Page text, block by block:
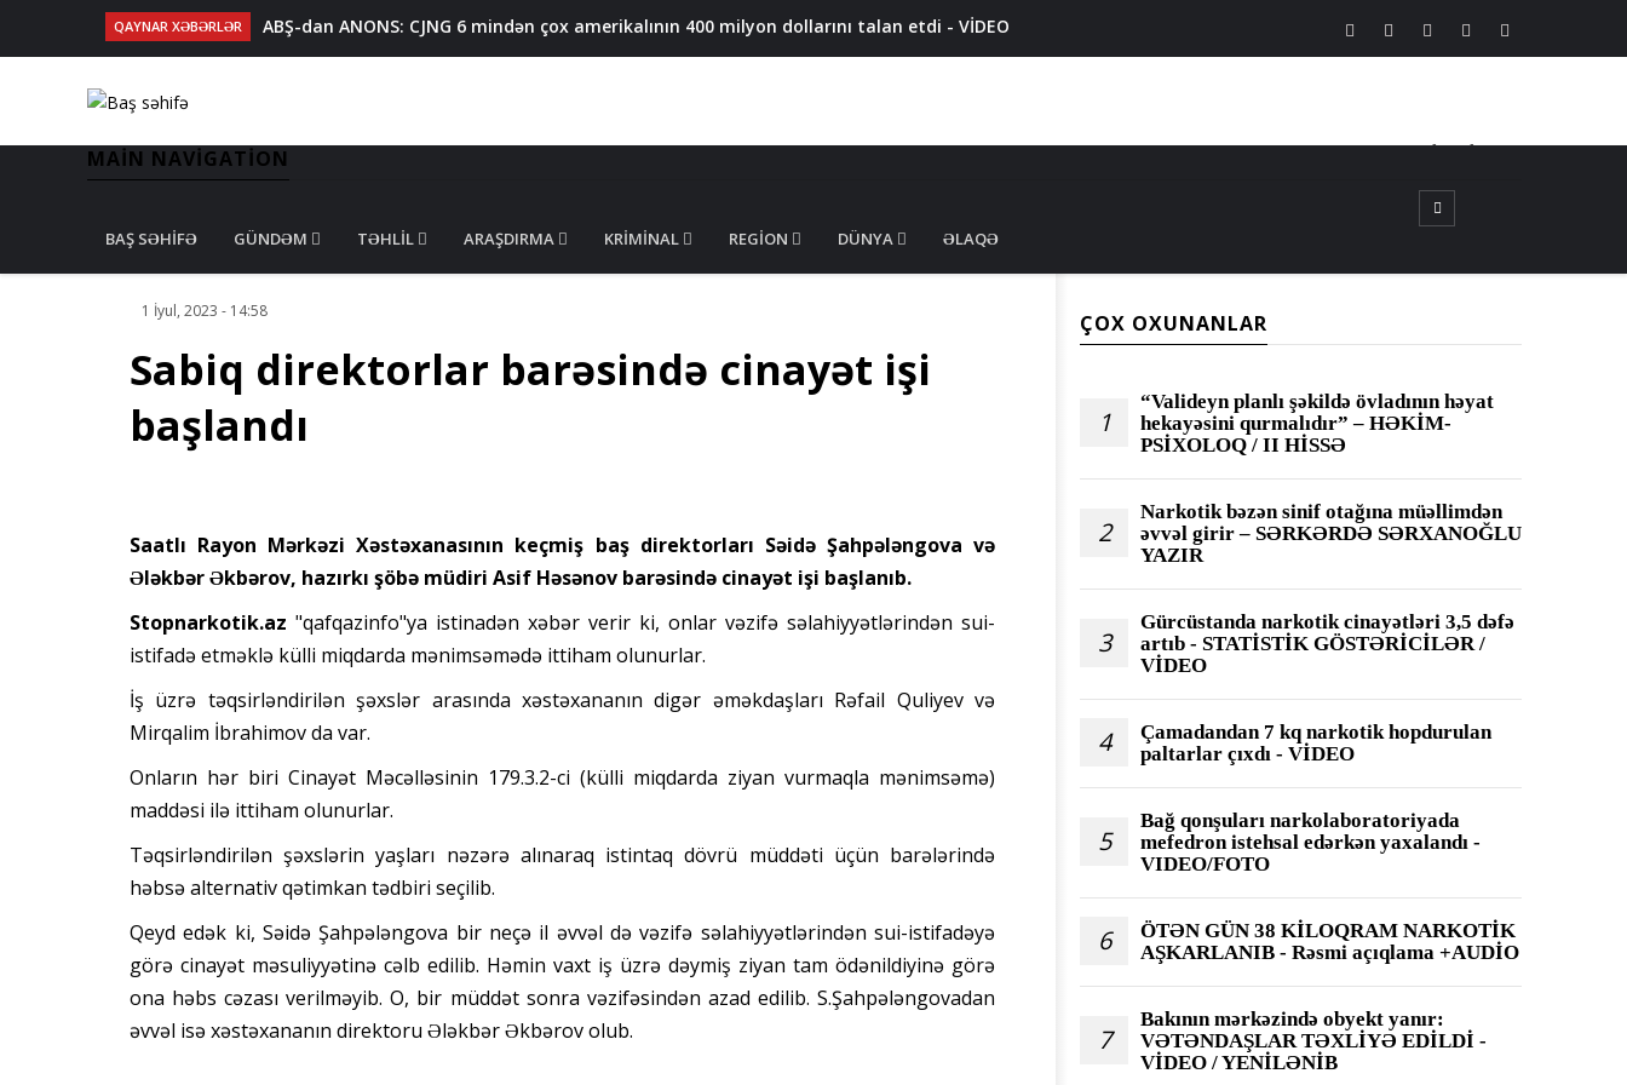
QAYNAR XƏBƏRLƏR
ABŞ-dan ANONS: CJNG 6 mindən çox amerikalının 400 milyon dollarını talan etdi - VİDEO
İcra başçısının sabiq müavini azadlıqdan məhrum edildi - MƏHKƏMƏ QƏRARI
MAIN NAVIGATION
BAŞ SƏHIFƏ GÜNDƏM TƏHLIL ARAŞDIRMA KRIMINAL REGION DÜNYA ƏLAQƏ
1 İyul, 2023 - 14:58
Sabiq direktorlar barəsində cinayət işi
başlandı
Saatlı Rayon Mərkəzi Xəstəxanasının keçmiş baş direktorları Səidə Şahpələngova və
Ələkbər Əkbərov, hazırkı şöbə müdiri Asif Həsənov barəsində cinayət işi başlanıb.
Stopnarkotik.az "qafqazinfo"ya istinadən xəbər verir ki, onlar vəzifə səlahiyyətlərindən sui-
istifadə etməklə külli miqdarda mənimsəmədə ittiham olunurlar.
İş üzrə təqsirləndirilən şəxslər arasında xəstəxananın digər əməkdaşları Rəfail Quliyev və
Mirqalim İbrahimov da var.
Onların hər biri Cinayət Məcəlləsinin 179.3.2-ci (külli miqdarda ziyan vurmaqla mənimsəmə)
maddəsi ilə ittiham olunurlar.
Təqsirləndirilən şəxslərin yaşları nəzərə alınaraq istintaq dövrü müddəti üçün barələrində
həbsə alternativ qətimkan tədbiri seçilib.
Qeyd edək ki, Səidə Şahpələngova bir neçə il əvvəl də vəzifə səlahiyyətlərindən sui-istifadəyə
görə cinayət məsuliyyətinə cəlb edilib. Həmin vaxt iş üzrə dəymiş ziyan tam ödənildiyinə görə
ona həbs cəzası verilməyib. O, bir müddət sonra vəzifəsindən azad edilib. S.Şahpələngovadan
əvvəl isə xəstəxananın direktoru Ələkbər Əkbərov olub.
ÇOX OXUNANLAR
1
“Valideyn planlı şəkildə övladının həyat
hekayəsini qurmalıdır” – HƏKİM-
PSİXOLOQ / II HİSSƏ
2
Narkotik bəzən sinif otağına müəllimdən
əvvəl girir – SƏRKƏRDƏ SƏRXANOĞLU
YAZIR
3
Gürcüstanda narkotik cinayətləri 3,5 dəfə
artıb - STATİSTİK GÖSTƏRİCİLƏR /
VİDEO
4
Çamadandan 7 kq narkotik hopdurulan
paltarlar çıxdı - VİDEO
5
Bağ qonşuları narkolaboratoriyada
mefedron istehsal edərkən yaxalandı -
VIDEO/FOTO
6
ÖTƏN GÜN 38 KİLOQRAM NARKOTİK
AŞKARLANIB - Rəsmi açıqlama +AUDİO
7
Bakının mərkəzində obyekt yanır:
VƏTƏNDAŞLAR TƏXLİYƏ EDİLDİ -
VİDEO / YENİLƏNİB